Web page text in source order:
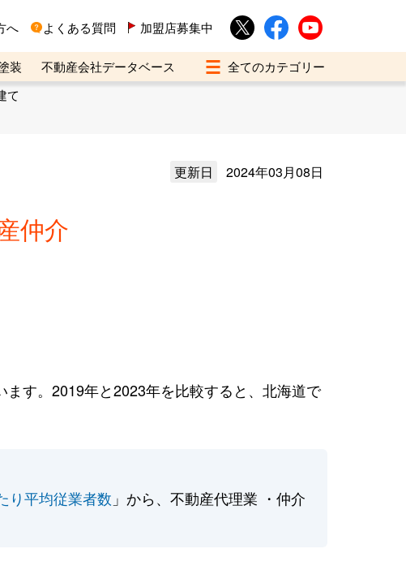
へ よくある質問 加盟店募集中
装
不動産会社データベース
て
更新日 2024年03月08日
仲介
す。2019年と2023年を比較すると、北海道で
り平均従業者数 」から、不動産代理業 ・仲介